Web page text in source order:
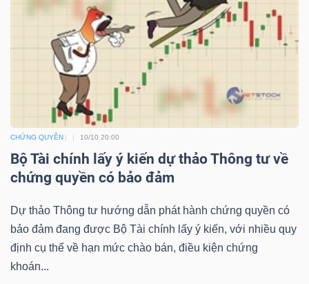
CHỨNG QUYỀN 10/10 20:00
Bộ Tài chính lấy ý kiến dự thảo Thông tư về
chứng quyền có bảo đảm
Dự thảo Thông tư hướng dẫn phát hành chứng quyền có
bảo đảm đang được Bộ Tài chính lấy ý kiến, với nhiều quy
định cụ thể về hạn mức chào bán, điều kiện chứng
khoán...
CHÍNH
CÔNG
NGHỆ
THÔNG
TIN